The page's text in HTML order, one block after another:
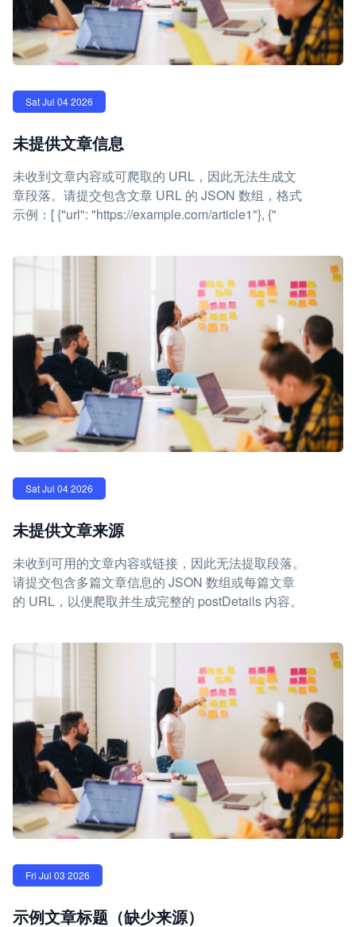
Sat Jul 04 2026
未提供文章信息
未收到文章内容或可爬取的 URL，因此无法生成文
章段落。请提交包含文章 URL 的 JSON 数组，格式
示例：[ {"url": "https://example.com/article1"}, {"
Sat Jul 04 2026
未提供文章来源
未收到可用的文章内容或链接，因此无法提取段落。
请提交包含多篇文章信息的 JSON 数组或每篇文章
的 URL，以便爬取并生成完整的 postDetails 内容。
Fri Jul 03 2026
示例文章标题（缺少来源）